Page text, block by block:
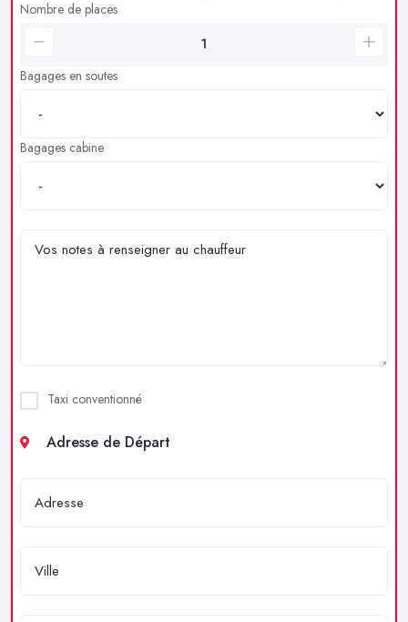
Nombre de places
Bagages en soutes
Bagages cabine
Taxi conventionné
Adresse de Départ